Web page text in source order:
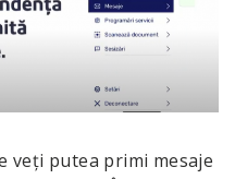
veți putea primi mesaje